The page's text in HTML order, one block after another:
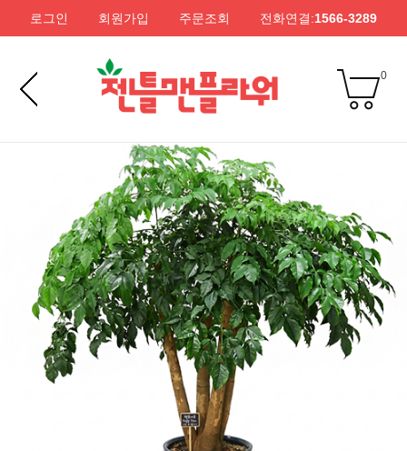
로그인 회원가입 주문조회 전화연결:1566-3289
0